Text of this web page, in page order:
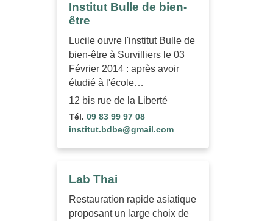
Institut Bulle de bien-
être
Lucile ouvre l'institut Bulle de
bien-être à Survilliers le 03
Février 2014 : après avoir
étudié à l'école…
12 bis rue de la Liberté
Tél. 09 83 99 97 08
institut.bdbe@gmail.com
Lab Thai
Restauration rapide asiatique
proposant un large choix de